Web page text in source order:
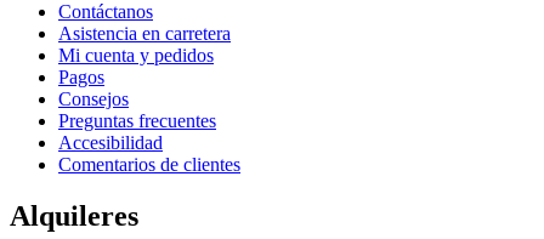
Contáctanos
Asistencia en carretera
Mi cuenta y pedidos
Pagos
Consejos
Preguntas frecuentes
Accesibilidad
Comentarios de clientes
Alquileres